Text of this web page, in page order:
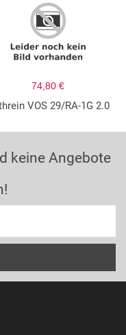
74,80 €
VOS 29/RA-1G 2.0
keine Angebote